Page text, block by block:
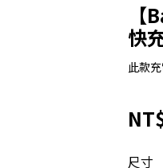
快
此款
尺寸